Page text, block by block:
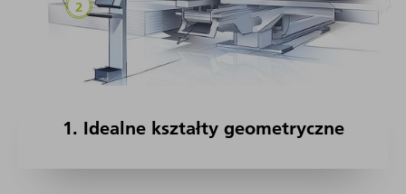
1. Idealne kształty geometryczne